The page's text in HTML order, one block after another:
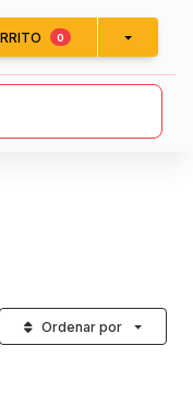
0ítems en el carrito
Ordenar por